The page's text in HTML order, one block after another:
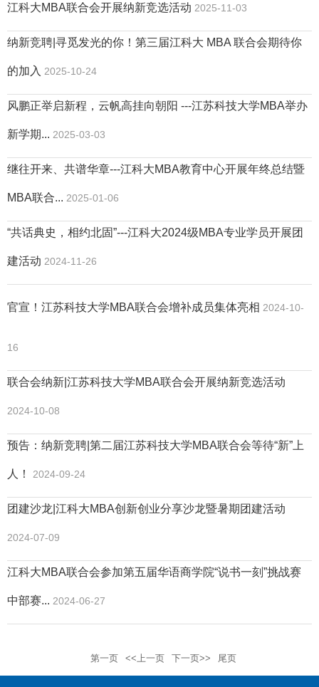
江科大MBA联合会开展纳新竞选活动 2025-11-03
纳新竞聘|寻觅发光的你！第三届江科大 MBA 联合会期待你
的加入 2025-10-24
风鹏正举启新程，云帆高挂向朝阳 ---江苏科技大学MBA举办
新学期... 2025-03-03
继往开来、共谱华章---江科大MBA教育中心开展年终总结暨
MBA联合... 2025-01-06
“共话典史，相约北固”---江科大2024级MBA专业学员开展团
建活动 2024-11-26
官宣！江苏科技大学MBA联合会增补成员集体亮相 2024-10-
16
联合会纳新|江苏科技大学MBA联合会开展纳新竞选活动
2024-10-08
预告：纳新竞聘|第二届江苏科技大学MBA联合会等待“新”上
人！ 2024-09-24
团建沙龙|江科大MBA创新创业分享沙龙暨暑期团建活动
2024-07-09
江科大MBA联合会参加第五届华语商学院“说书一刻”挑战赛
中部赛... 2024-06-27
第一页 <<上一页 下一页>> 尾页